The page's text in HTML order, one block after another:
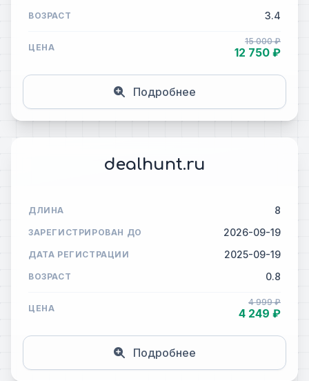
ВОЗРАСТ 3.4
ЦЕНА
15 000 ₽
12 750 ₽
Подробнее
dealhunt.ru
ДЛИНА 8
ЗАРЕГИСТРИРОВАН ДО 2026-09-19
ДАТА РЕГИСТРАЦИИ 2025-09-19
ВОЗРАСТ 0.8
ЦЕНА
4 999 ₽
4 249 ₽
Подробнее